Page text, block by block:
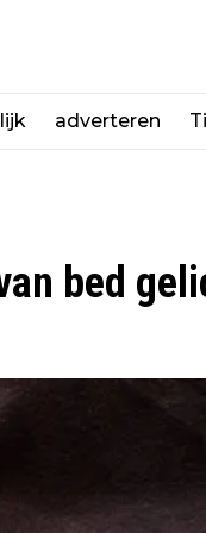
adverteren
bed